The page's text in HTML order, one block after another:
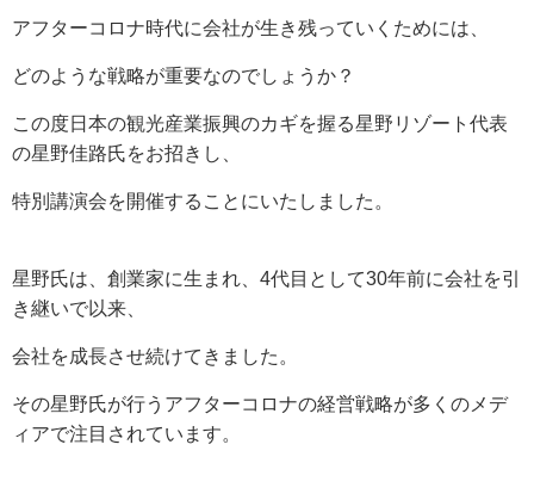
アフターコロナ時代に会社が生き残っていくためには、
どのような戦略が重要なのでしょうか？
この度日本の観光産業振興のカギを握る星野リゾート代表
の星野佳路氏をお招きし、
特別講演会を開催することにいたしました。
星野氏は、創業家に生まれ、4代目として30年前に会社を引
き継いで以来、
会社を成長させ続けてきました。
その星野氏が行うアフターコロナの経営戦略が多くのメデ
ィアで注目されています。